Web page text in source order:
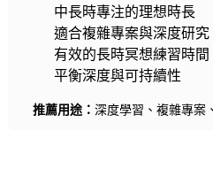
中長時專注的理想時長
適合複雜專案與深度研究
有效的長時冥想練習時間
平衡深度與可持續性
推薦用途： 深度學習、複雜專案